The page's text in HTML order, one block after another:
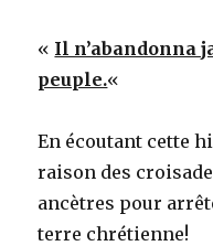
« Il n’abandonna
peuple.«
En écoutant cette
raison des
ancètres pour
terre chrétienne!